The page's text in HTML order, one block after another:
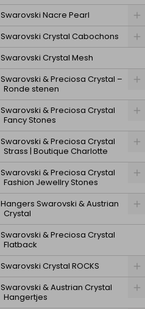
Swarovski Nacre Pearl
Swarovski Crystal Cabochons
Swarovski Crystal Mesh
Swarovski & Preciosa Crystal –
Ronde stenen
Swarovski & Preciosa Crystal
Fancy Stones
Swarovski & Preciosa Crystal
Strass | Boutique Charlotte
Swarovski & Preciosa Crystal
Fashion Jewellry Stones
Hangers Swarovski & Austrian
Crystal
Swarovski & Preciosa Crystal
Flatback
Swarovski Crystal ROCKS
Swarovski & Austrian Crystal
Hangertjes